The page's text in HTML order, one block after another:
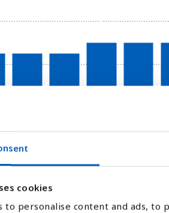
cookies
to personalise content and ads,